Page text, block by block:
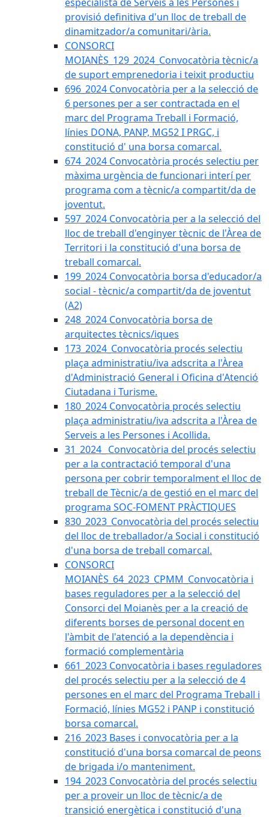
provisió definitiva d'un lloc de treball de
dinamitzador/a comunitari/ària.
CONSORCI
MOIANÈS_129_2024_Convocatòria tècnic/a
de suport emprenedoria i teixit productiu
696_2024 Convocatòria per a la selecció de
6 persones per a ser contractada en el
marc del Programa Treball i Formació,
línies DONA, PANP, MG52 I PRGC, i
constitució d' una borsa comarcal.
674_2024 Convocatòria procés selectiu per
màxima urgència de funcionari interí per
programa com a tècnic/a compartit/da de
joventut.
597_2024 Convocatòria per a la selecció del
lloc de treball d'enginyer tècnic de l'Àrea de
Territori i la constitució d'una borsa de
treball comarcal.
199_2024 Convocatòria borsa d'educador/a
social - tècnic/a compartit/da de joventut
(A2)
248_2024 Convocatòria borsa de
arquitectes tècnics/iques
173_2024_Convocatòria procés selectiu
plaça administratiu/iva adscrita a l'Àrea
d'Administració General i Oficina d'Atenció
Ciutadana i Turisme.
180_2024 Convocatòria procés selectiu
plaça administratiu/iva adscrita a l'Àrea de
Serveis a les Persones i Acollida.
31_2024_ Convocatòria del procés selectiu
per a la contractació temporal d'una
persona per cobrir temporalment el lloc de
treball de Tècnic/a de gestió en el marc del
programa SOC-FOMENT PRÀCTIQUES
830_2023_Convocatòria del procés selectiu
del lloc de treballador/a Social i constitució
d'una borsa de treball comarcal.
CONSORCI
MOIANÈS_64_2023_CPMM_Convocatòria i
bases reguladores per a la selecció del
Consorci del Moianès per a la creació de
diferents borses de personal docent en
l'àmbit de l'atenció a la dependència i
formació complementària
661_2023 Convocatòria i bases reguladores
del procés selectiu per a la selecció de 4
persones en el marc del Programa Treball i
Formació, línies MG52 i PANP i constitució
borsa comarcal.
216_2023 Bases i convocatòria per a la
constitució d'una borsa comarcal de peons
de brigada i/o manteniment.
194_2023 Convocatòria del procés selectiu
per a proveir un lloc de tècnic/a de
transició energètica i constitució d'una